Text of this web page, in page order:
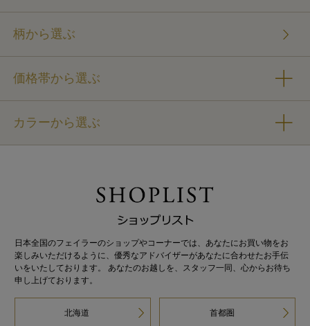
柄から選ぶ
価格帯から選ぶ
カラーから選ぶ
日本全国のフェイラーのショップやコーナーでは、あなたにお買い物をお
楽しみいただけるように、優秀なアドバイザーがあなたに合わせたお手伝
いをいたしております。 あなたのお越しを、スタッフ一同、心からお待ち
申し上げております。
北海道 首都圏